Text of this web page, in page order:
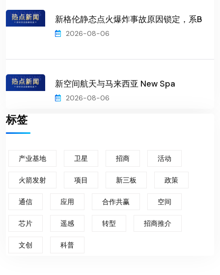
新格伦静态点火爆炸事故原因锁定，系B
2026-08-06
新空间航天与马来西亚 New Spa
2026-08-06
标签
产业基地 卫星 招商 活动
火箭发射 项目 新三板 政策
通信 应用 合作共赢 空间
芯片 遥感 转型 招商推介
文创 科普